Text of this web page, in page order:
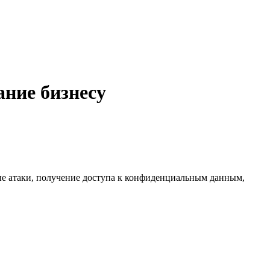
бизнесу
получение доступа к конфиденциальным данным,